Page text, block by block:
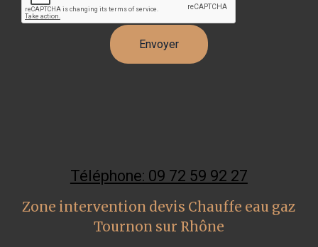
Téléphone: 09 72 59 92 27
Zone intervention devis Chauffe eau gaz
Tournon sur Rhône